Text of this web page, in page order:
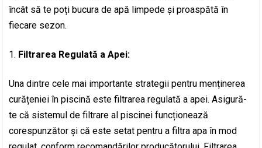
încât să te poți bucura de apă limpede și proaspătă în
fiecare sezon.
Filtrarea Regulată a Apei:
Una dintre cele mai importante strategii pentru menținerea
curățeniei în piscină este filtrarea regulată a apei. Asigură-
te că sistemul de filtrare al piscinei funcționează
corespunzător și că este setat pentru a filtra apa în mod